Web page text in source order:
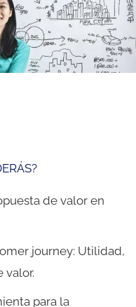
de valor en
journey: Utilidad,
valor.
para la